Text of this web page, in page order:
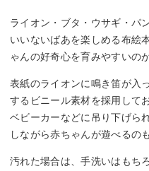
ライオン・ブタ・ウサギ・パ
いいないばあを楽しめる布絵
ゃんの好奇心を育みやすいの
表紙のライオンに鳴き笛が入
するビニール素材を採用して
ベビーカーなどに吊り下げら
しながら赤ちゃんが遊べるの
汚れた場合は、手洗いはもち